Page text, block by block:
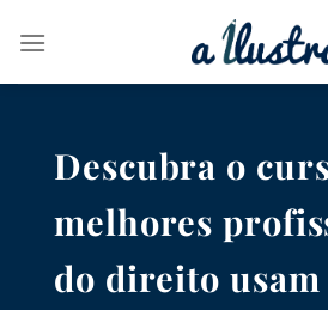
Descubra o
melhores
do direito